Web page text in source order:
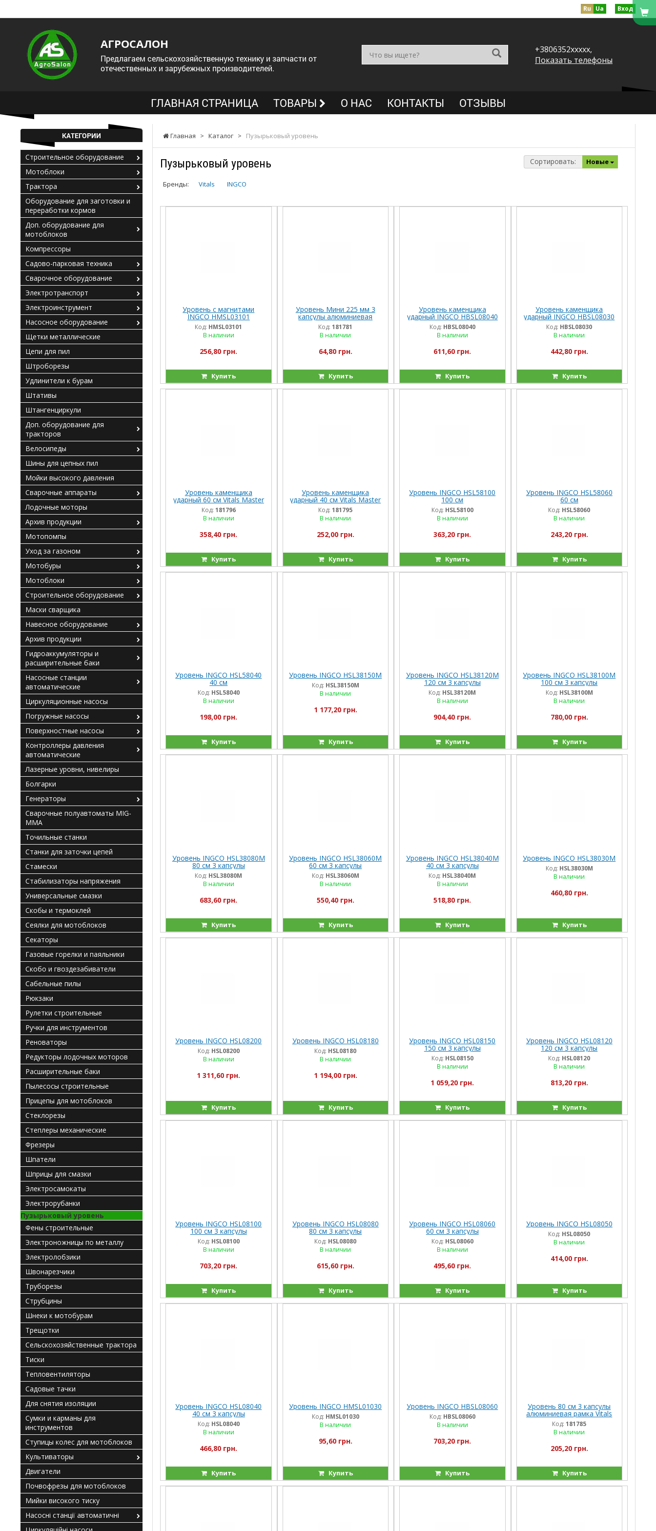
Ru Ua Вход
АГРОСАЛОН
Предлагаем сельскохозяйственную технику и запчасти от
отечественных и зарубежных производителей.
+3806352xxxxx,
Показать телефоны
ГЛАВНАЯ СТРАНИЦА ТОВАРЫ О НАС КОНТАКТЫ ОТЗЫВЫ
Главная > Каталог > Пузырьковый уровень
Пузырьковый уровень Сортировать: Новые
Бренды: Vitals INGCO
Уровень с магнитами
INGCO HMSL03101
Код: HMSL03101
В наличии
256,80 грн.
Купить
Уровень Мини 225 мм 3
капсулы алюминиевая
рамка с магнитами Vitals
Код: 181781
В наличии
64,80 грн.
Купить
Уровень каменщика
ударный INGCO HBSL08040
40 см
Код: HBSL08040
В наличии
611,60 грн.
Купить
Уровень каменщика
ударный INGCO HBSL08030
24,5 см
Код: HBSL08030
В наличии
442,80 грн.
Купить
Уровень каменщика
ударный 60 см Vitals Master
Код: 181796
В наличии
358,40 грн.
Купить
Уровень каменщика
ударный 40 см Vitals Master
Код: 181795
В наличии
252,00 грн.
Купить
Уровень INGCO HSL58100
100 см
Код: HSL58100
В наличии
363,20 грн.
Купить
Уровень INGCO HSL58060
60 см
Код: HSL58060
В наличии
243,20 грн.
Купить
Уровень INGCO HSL58040
40 см
Код: HSL58040
В наличии
198,00 грн.
Купить
Уровень INGCO HSL38150M
Код: HSL38150M
В наличии
1 177,20 грн.
Купить
Уровень INGCO HSL38120M
120 см 3 капсулы
Код: HSL38120M
В наличии
904,40 грн.
Купить
Уровень INGCO HSL38100M
100 см 3 капсулы
Код: HSL38100M
В наличии
780,00 грн.
Купить
Уровень INGCO HSL38080M
80 см 3 капсулы
Код: HSL38080M
В наличии
683,60 грн.
Купить
Уровень INGCO HSL38060M
60 см 3 капсулы
Код: HSL38060M
В наличии
550,40 грн.
Купить
Уровень INGCO HSL38040M
40 см 3 капсулы
Код: HSL38040M
В наличии
518,80 грн.
Купить
Уровень INGCO HSL38030M
Код: HSL38030M
В наличии
460,80 грн.
Купить
Уровень INGCO HSL08200
Код: HSL08200
В наличии
1 311,60 грн.
Купить
Уровень INGCO HSL08180
Код: HSL08180
В наличии
1 194,00 грн.
Купить
Уровень INGCO HSL08150
150 см 3 капсулы
Код: HSL08150
В наличии
1 059,20 грн.
Купить
Уровень INGCO HSL08120
120 см 3 капсулы
Код: HSL08120
В наличии
813,20 грн.
Купить
Уровень INGCO HSL08100
100 см 3 капсулы
Код: HSL08100
В наличии
703,20 грн.
Купить
Уровень INGCO HSL08080
80 см 3 капсулы
Код: HSL08080
В наличии
615,60 грн.
Купить
Уровень INGCO HSL08060
60 см 3 капсулы
Код: HSL08060
В наличии
495,60 грн.
Купить
Уровень INGCO HSL08050
Код: HSL08050
В наличии
414,00 грн.
Купить
Уровень INGCO HSL08040
40 см 3 капсулы
Код: HSL08040
В наличии
466,80 грн.
Купить
Уровень INGCO HMSL01030
Код: HMSL01030
В наличии
95,60 грн.
Купить
Уровень INGCO HBSL08060
Код: HBSL08060
В наличии
703,20 грн.
Купить
Уровень 80 см 3 капсулы
алюминиевая рамка Vitals
Код: 181785
В наличии
205,20 грн.
Купить
КАТЕГОРИИ
Строительное оборудование
Мотоблоки
Трактора
Оборудование для заготовки и
переработки кормов
Доп. оборудование для
мотоблоков
Компрессоры
Садово-парковая техника
Сварочное оборудование
Электротранспорт
Электроинструмент
Насосное оборудование
Щетки металлические
Цепи для пил
Штроборезы
Удлинители к бурам
Штативы
Штангенциркули
Доп. оборудование для
тракторов
Велосипеды
Шины для цепных пил
Мойки высокого давления
Сварочные аппараты
Лодочные моторы
Архив продукции
Мотопомпы
Уход за газоном
Мотобуры
Мотоблоки
Строительное оборудование
Маски сварщика
Навесное оборудование
Архив продукции
Гидроаккумуляторы и
расширительные баки
Насосные станции
автоматические
Циркуляционные насосы
Погружные насосы
Поверхностные насосы
Контроллеры давления
автоматические
Лазерные уровни, нивелиры
Болгарки
Генераторы
Сварочные полуавтоматы MIG-
MMA
Точильные станки
Станки для заточки цепей
Стамески
Стабилизаторы напряжения
Универсальные смазки
Скобы и термоклей
Сеялки для мотоблоков
Секаторы
Газовые горелки и паяльники
Скобо и гвоздезабиватели
Сабельные пилы
Рюкзаки
Рулетки строительные
Ручки для инструментов
Реноваторы
Редукторы лодочных моторов
Расширительные баки
Пылесосы строительные
Прицепы для мотоблоков
Стеклорезы
Степлеры механические
Фрезеры
Шпатели
Шприцы для смазки
Электросамокаты
Электрорубанки
Пузырьковый уровень
Фены строительные
Электроножницы по металлу
Электролобзики
Швонарезчики
Труборезы
Струбцины
Шнеки к мотобурам
Трещотки
Сельскохозяйственные трактора
Тиски
Тепловентиляторы
Садовые тачки
Для снятия изоляции
Сумки и карманы для
инструментов
Ступицы колес для мотоблоков
Культиваторы
Двигатели
Почвофрезы для мотоблоков
Мийки високого тиску
Насосні станції автоматичні